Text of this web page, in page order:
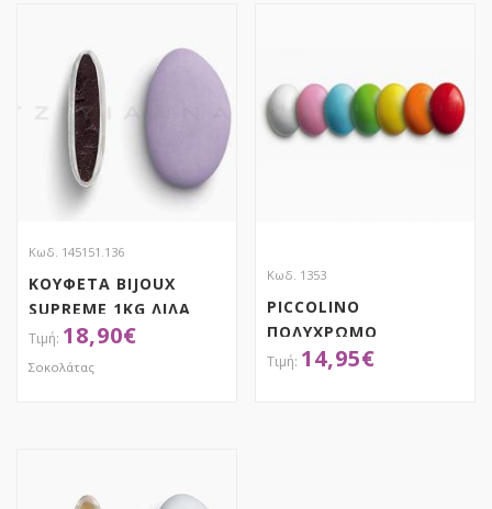
Κωδ. 145151.136
ΚΟΥΦΕΤΑ BIJOUX
SUPREME 1KG ΛΙΛΑ
ΜΑΤ,
ΧΑΤΖΗΓΙΑΝΝΑΚΗ
18,90€
Σοκολάτας
Κωδ. 1353
PICCOLINO
ΠΟΛΥΧΡΩΜΟ
ΓΥΑΛΙΣΜΕΝΟ
14,95€